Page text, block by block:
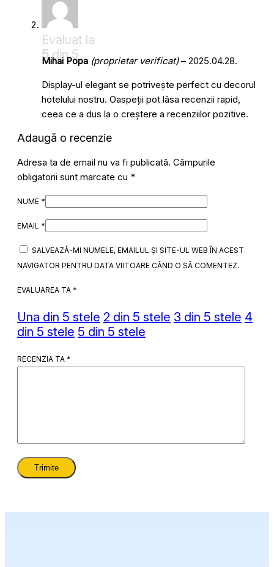
Evaluat la
5din 5
Mihai Popa (proprietar verificat) – 2025.04.28.
Display-ul elegant se potrivește perfect cu decorul
hotelului nostru. Oaspeții pot lăsa recenzii rapid,
ceea ce a dus la o creștere a recenziilor pozitive.
Adaugă o recenzie
Adresa ta de email nu va fi publicată. Câmpurile
obligatorii sunt marcate cu *
NUME *
EMAIL *
SALVEAZĂ-MI NUMELE, EMAILUL ȘI SITE-UL WEB ÎN ACEST
NAVIGATOR PENTRU DATA VIITOARE CÂND O SĂ COMENTEZ.
EVALUAREA TA *
Una din 5 stele 2 din 5 stele 3 din 5 stele 4
din 5 stele 5 din 5 stele
RECENZIA TA *